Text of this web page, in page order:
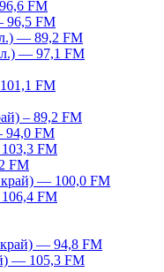
FM
96,5 FM
— 89,2 FM
— 97,1 FM
FM
– 89,2 FM
94,0 FM
FM
FM
край) — 100,0 FM
FM
— 94,8 FM
— 105,3 FM